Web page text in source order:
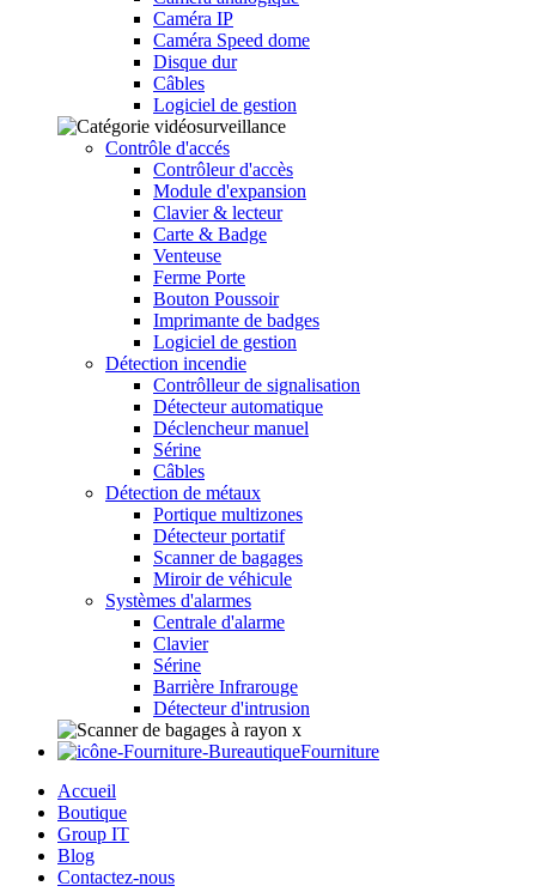
Caméra IP
Caméra Speed dome
Disque dur
Câbles
Logiciel de gestion
Contrôle d'accés
Contrôleur d'accès
Module d'expansion
Clavier & lecteur
Carte & Badge
Venteuse
Ferme Porte
Bouton Poussoir
Imprimante de badges
Logiciel de gestion
Détection incendie
Contrôlleur de signalisation
Détecteur automatique
Déclencheur manuel
Sérine
Câbles
Détection de métaux
Portique multizones
Détecteur portatif
Scanner de bagages
Miroir de véhicule
Systèmes d'alarmes
Centrale d'alarme
Clavier
Sérine
Barrière Infrarouge
Détecteur d'intrusion
Fourniture
Accueil
Boutique
Group IT
Blog
Contactez-nous